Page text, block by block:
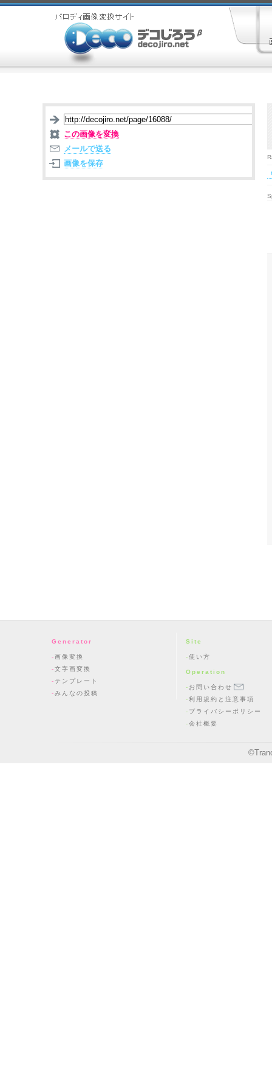
この画像を変換
メールで送る
画像を保存
Generator
画像変換
文字画変換
テンプレート
みんなの投稿
Site
使い方
Operation
お問い合わせ
利用規約と注意事項
プライバシーポリシー
会社概要
©